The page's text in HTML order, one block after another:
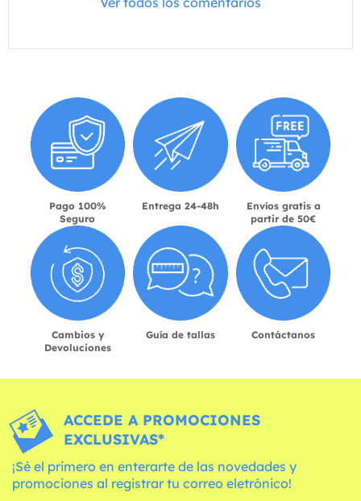
Pago 100%
Seguro
Entrega 24-48h
Envíos gratis a
partir de 50€
Cambios y
Devoluciones
Guía de tallas Contáctanos
ACCEDE A PROMOCIONES
EXCLUSIVAS*
¡Sé el primero en enterarte de las novedades y
promociones al registrar tu correo eletrónico!